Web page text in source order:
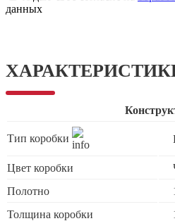
данных
Тип коробки
Цвет коробки
Полотно
Толщина коробки